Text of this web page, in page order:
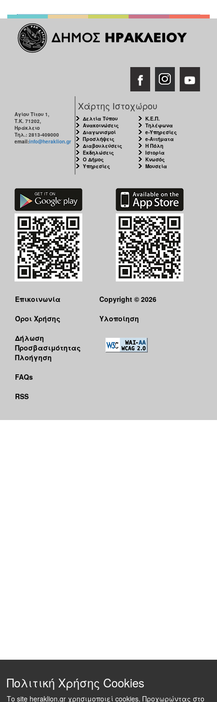
Αγίου Τίτου 1,
Τ.Κ. 71202,
Ηράκλειο
Τηλ.: 2813-409000
email:info@heraklion.gr
Χάρτης Ιστοχώρου
Δελτία Τύπου
Ανακοινώσεις
Διαγωνισμοί
Προσλήψεις
Διαβουλεύσεις
Εκδηλώσεις
Ο Δήμος
Υπηρεσίες
Κ.Ε.Π.
Τηλέφωνα
e-Υπηρεσίες
e-Αιτήματα
Η Πόλη
Ιστορία
Κνωσός
Μουσεία
Επικοινωνία
Όροι Χρήσης
Δήλωση
Προσβασιμότητας
Πλοήγηση
FAQs
RSS
Copyright © 2026
Υλοποίηση
Πολιτική Χρήσης Cookies
Το site heraklion.gr χρησιμοποιεί cookies. Προχωρώντας στο